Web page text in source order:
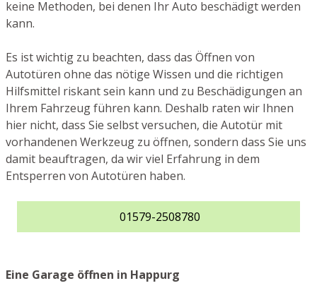
keine Methoden, bei denen Ihr Auto beschädigt werden
kann.
Es ist wichtig zu beachten, dass das Öffnen von
Autotüren ohne das nötige Wissen und die richtigen
Hilfsmittel riskant sein kann und zu Beschädigungen an
Ihrem Fahrzeug führen kann. Deshalb raten wir Ihnen
hier nicht, dass Sie selbst versuchen, die Autotür mit
vorhandenen Werkzeug zu öffnen, sondern dass Sie uns
damit beauftragen, da wir viel Erfahrung in dem
Entsperren von Autotüren haben.
01579-2508780
Eine Garage öffnen in Happurg